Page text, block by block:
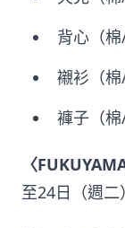
背心（
襯衫（
褲子（
〈
至24日（週二）